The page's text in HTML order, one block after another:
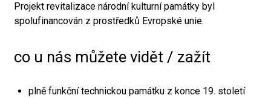
Projekt revitalizace národní kulturní památky byl
spolufinancován z prostředků Evropské unie.
co u nás můžete vidět / zažít
plně funkční technickou památku z konce 19. století